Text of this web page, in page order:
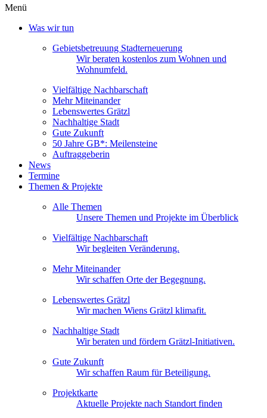
Menü
Was wir tun
Gebietsbetreuung Stadterneuerung
Wir beraten kostenlos zum Wohnen und
Wohnumfeld.
Vielfältige Nachbarschaft
Mehr Miteinander
Lebenswertes Grätzl
Nachhaltige Stadt
Gute Zukunft
50 Jahre GB*: Meilensteine
Auftraggeberin
News
Termine
Themen & Projekte
Alle Themen
Unsere Themen und Projekte im Überblick
Vielfältige Nachbarschaft
Wir begleiten Veränderung.
Mehr Miteinander
Wir schaffen Orte der Begegnung.
Lebenswertes Grätzl
Wir machen Wiens Grätzl klimafit.
Nachhaltige Stadt
Wir beraten und fördern Grätzl-Initiativen.
Gute Zukunft
Wir schaffen Raum für Beteiligung.
Projektkarte
Aktuelle Projekte nach Standort finden